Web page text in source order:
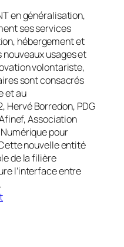
en généralisation,
ses services
hébergement et
usages et
volontariste,
sont consacrés
et au
Hervé Borredon, PDG
Association
pour
nouvelle entité
de la filière
l’interface entre